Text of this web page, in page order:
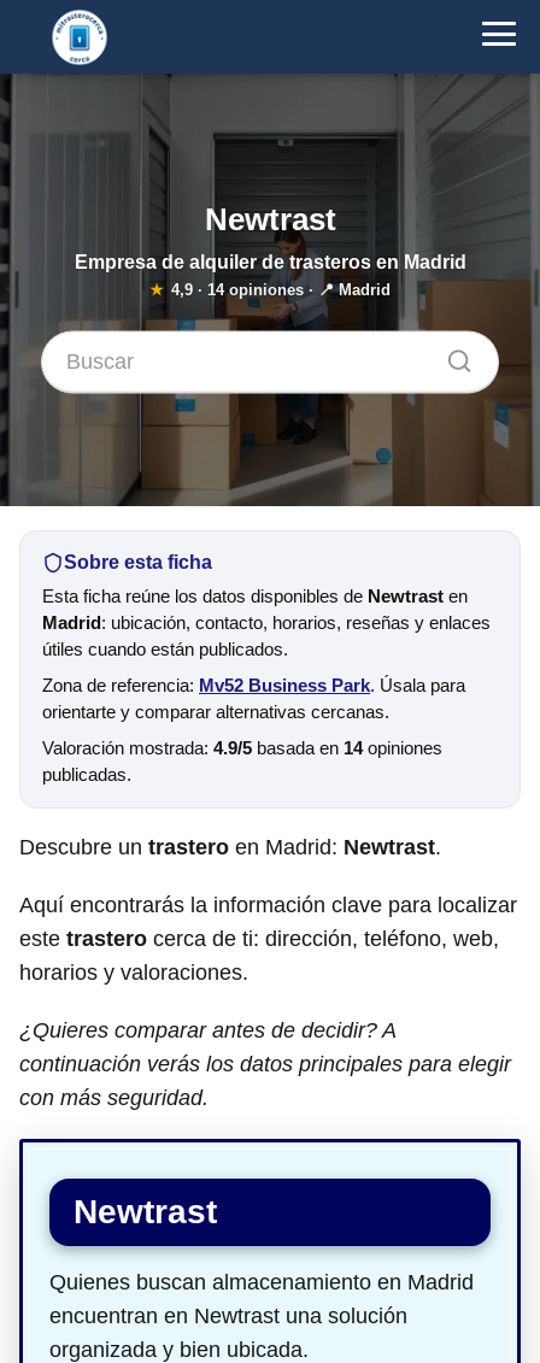
Newtrast
Empresa de alquiler de trasteros en Madrid
★ 4,9 · 14opiniones · 📍 Madrid
Sobre esta ficha
Esta ficha reúne los datos disponibles de Newtrast en
Madrid: ubicación, contacto, horarios, reseñas y enlaces
útiles cuando están publicados.
Zona de referencia: Mv52 Business Park. Úsala para
orientarte y comparar alternativas cercanas.
Valoración mostrada: 4.9/5 basada en 14opiniones
publicadas.
Descubre un trastero en Madrid: Newtrast.
Aquí encontrarás la información clave para localizar
este trastero cerca de ti: dirección, teléfono, web,
horarios y valoraciones.
¿Quieres comparar antes de decidir? A
continuación verás los datos principales para elegir
con más seguridad.
Newtrast
Quienes buscan almacenamiento en Madrid
encuentran en Newtrast una solución
organizada y bien ubicada.